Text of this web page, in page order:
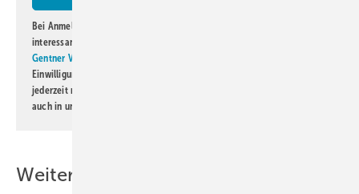
Bei Anmeldung zu diesem Newsletter bin ich damit einverstanden, über
interessante Verlags- und Online-Angebote
Gentner Verlag GmbH & Co. KG
Einwilligung kann ich jederzeit widerrufen und eine Abmeldung ist
jederzeit möglich. Informationen zum Umgang mit Daten finden Sie
auch in unserer
Weitere Inhalte